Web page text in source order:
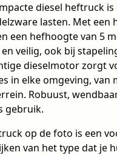
diesel heftruck
lasten. Met een
een hefhoogte van 5
veilig, ook bij
dieselmotor zorgt
in elke omgeving, van
Robuust,
gebruik.
op de foto is een
van het type dat je